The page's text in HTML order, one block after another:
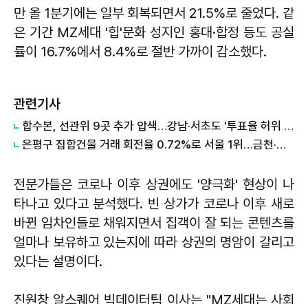
만 올 1분기에는 일부 회복되면서 21.5%로 줄었다. 같
은 기간 MZ세대 '힙'문화 성지인 홍대·합정 등도 공실
률이 16.7%에서 8.4%로 절반 가까이 감소했다.
관련기사
합수본, 선관위 9곳 추가 압색…강남·서초도 '투표율 허위 입력' 정황
은평구 집합건물 거래 회전율 0.72%로 서울 1위…금천·강남 최하위권
전문가들은 코로나 이후 상권에도 '양극화' 현상이 나
타나고 있다고 분석했다. 빈 상가가 코로나 이후 새로
바뀐 임차인들로 채워지면서 집객이 잘 되는 콘텐츠를
얼마나 보유하고 있는지에 따라 상권의 명암이 갈리고
있다는 설명이다.
진원창 알스퀘어 빅데이터팀 이사는 "MZ세대는 사회